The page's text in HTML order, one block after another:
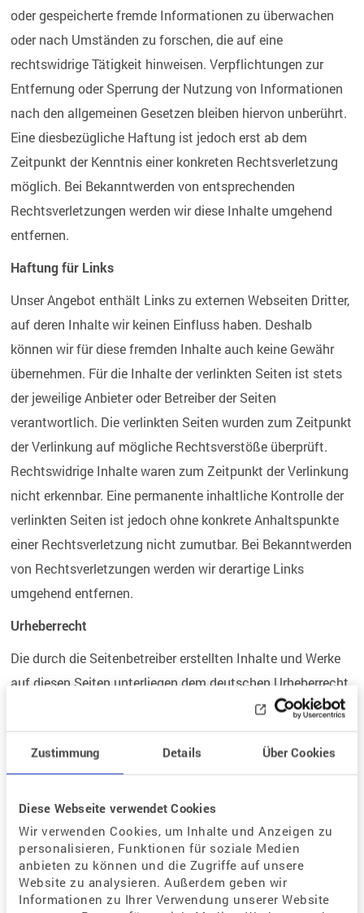
Zustimmung Details Über Cookies
Diese Webseite verwendet Cookies
Wir verwenden Cookies, um Inhalte und Anzeigen zu
personalisieren, Funktionen für soziale Medien
anbieten zu können und die Zugriffe auf unsere
Website zu analysieren. Außerdem geben wir
Informationen zu Ihrer Verwendung unserer Website
oder gespeicherte fremde Informationen zu überwachen
oder nach Umständen zu forschen, die auf eine
rechtswidrige Tätigkeit hinweisen. Verpflichtungen zur
Entfernung oder Sperrung der Nutzung von Informationen
nach den allgemeinen Gesetzen bleiben hiervon unberührt.
Eine diesbezügliche Haftung ist jedoch erst ab dem
Zeitpunkt der Kenntnis einer konkreten Rechtsverletzung
möglich. Bei Bekanntwerden von entsprechenden
Rechtsverletzungen werden wir diese Inhalte umgehend
entfernen.
Haftung für Links
Unser Angebot enthält Links zu externen Webseiten Dritter,
auf deren Inhalte wir keinen Einfluss haben. Deshalb
können wir für diese fremden Inhalte auch keine Gewähr
übernehmen. Für die Inhalte der verlinkten Seiten ist stets
der jeweilige Anbieter oder Betreiber der Seiten
verantwortlich. Die verlinkten Seiten wurden zum Zeitpunkt
der Verlinkung auf mögliche Rechtsverstöße überprüft.
Rechtswidrige Inhalte waren zum Zeitpunkt der Verlinkung
nicht erkennbar. Eine permanente inhaltliche Kontrolle der
verlinkten Seiten ist jedoch ohne konkrete Anhaltspunkte
einer Rechtsverletzung nicht zumutbar. Bei Bekanntwerden
von Rechtsverletzungen werden wir derartige Links
umgehend entfernen.
Urheberrecht
Die durch die Seitenbetreiber erstellten Inhalte und Werke
auf diesen Seiten unterliegen dem deutschen Urheberrecht.
Die Vervielfältigung, Bearbeitung, Verbreitung und jede Art
bedürfen der schriftlichen Zustimmung des jeweiligen
Autors bzw. Erstellers. Downloads und Kopien dieser Seite
sind nur für den privaten, nicht kommerziellen Gebrauch
gestattet. Soweit die Inhalte auf dieser Seite nicht vom
Betreiber erstellt wurden, werden die Urheberrechte Dritter
beachtet. Insbesondere werden Inhalte Dritter als solche
gekennzeichnet. Sollten Sie trotzdem auf eine